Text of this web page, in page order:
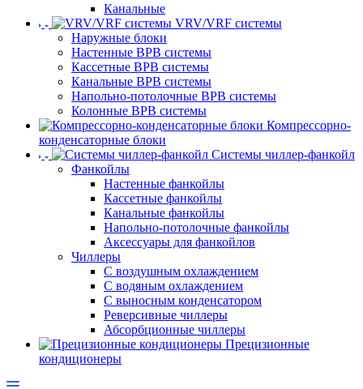
Канальные
VRV/VRF системы
Наружные блоки
Настенные ВРВ системы
Кассетные ВРВ системы
Канальные ВРВ системы
Напольно-потолочные ВРВ системы
Колонные ВРВ системы
Компрессорно-
конденсаторные блоки
Системы чиллер-фанкойл
Фанкойлы
Настенные фанкойлы
Кассетные фанкойлы
Канальные фанкойлы
Напольно-потолочные фанкойлы
Аксессуары для фанкойлов
Чиллеры
С воздушным охлаждением
С водяным охлаждением
С выносным конденсатором
Реверсивные чиллеры
Абсорбционные чиллеры
Прецизионные
кондиционеры